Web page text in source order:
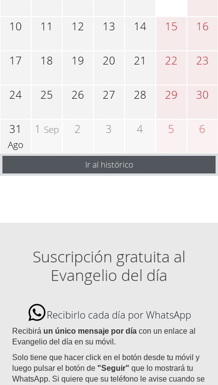
10 11 12 13 14 15 16
17 18 19 20 21 22 23
24 25 26 27 28 29 30
31
Ago
1 Sep 2 3 4 5 6
Ir al histórico
Suscripción gratuita al
Evangelio del día
Recibirlo cada día por WhatsApp
Recibirá un único mensaje por día con un enlace al
Evangelio del día en su móvil.
Solo tiene que hacer click en el botón desde tu móvil y
luego pulsar el botón de "Seguir" que lo mostrará tu
WhatsApp. Si quiere que su teléfono le avise cuando se